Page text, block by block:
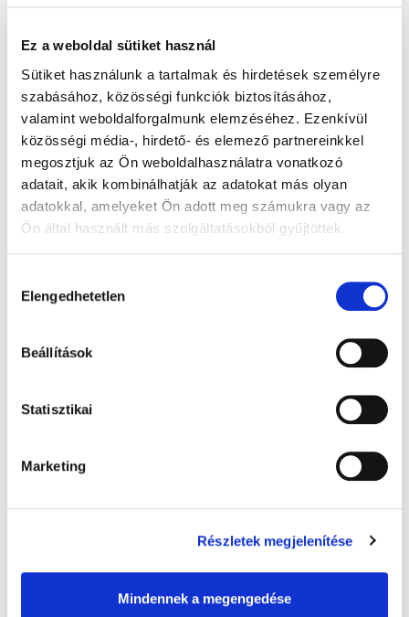
Ez a weboldal sütiket használ
Sütiket használunk a tartalmak és hirdetések személyre
szabásához, közösségi funkciók biztosításához,
valamint weboldalforgalmunk elemzéséhez. Ezenkívül
közösségi média-, hirdető- és elemező partnereinkkel
megosztjuk az Ön weboldalhasználatra vonatkozó
adatait, akik kombinálhatják az adatokat más olyan
adatokkal, amelyeket Ön adott meg számukra vagy az
Ön által használt más szolgáltatásokból gyűjtöttek.
kiválasztása
Elengedhetetlen
Beállítások
Statisztikai
Marketing
Részletek megjelenítése
Mindennek a megengedése
DEPRESSZIÓ TÁPLÁLKOZÁS GYULLADÁS
ÉLETMÓD ALVÁSZAVAR CUKORBETEGSÉG
PREVENCIÓ TESTSÚLY
Reggeli magas vércukor: hajnali
jelenség vagy esti hatás?
Gyógyhír Magazin